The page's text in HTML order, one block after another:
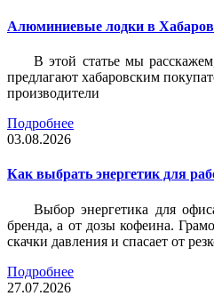
Алюминиевые лодки в
В этой статье мы
предлагают хабаровским
производители
Подробнее
03.08.2026
Как выбрать энергетик для
Выбор энергетика для
бренда, а от дозы кофеина.
скачки давления и спасает от
Подробнее
27.07.2026